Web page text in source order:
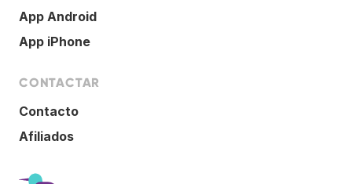
App Android
App iPhone
CONTACTAR
Contacto
Afiliados